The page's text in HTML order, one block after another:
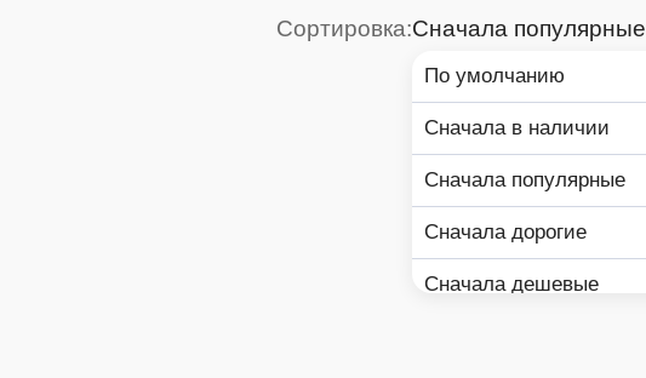
Сортировка:Сначала популярные
По умолчанию
Сначала в наличии
Сначала популярные
Сначала дорогие
Сначала дешевые